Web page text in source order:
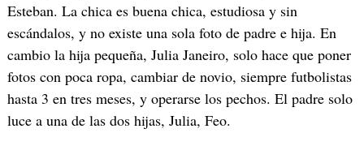
Esteban. La chica es buena chica, estudiosa y sin
escándalos, y no existe una sola foto de padre e hija. En
cambio la hija pequeña, Julia Janeiro, solo hace que poner
fotos con poca ropa, cambiar de novio, siempre futbolistas
hasta 3 en tres meses, y operarse los pechos. El padre solo
luce a una de las dos hijas, Julia, Feo.